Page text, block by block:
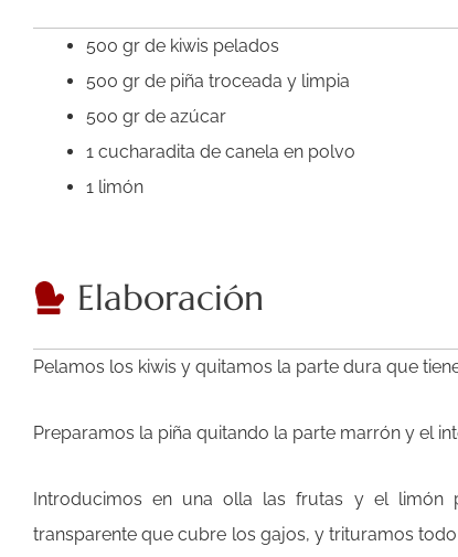
500 gr de kiwis pelados
500 gr de piña troceada y limpia
500 gr de azúcar
1 cucharadita de canela en polvo
1 limón
Elaboración
Pelamos los kiwis y quitamos la parte dura que
Preparamos la piña quitando la parte marrón y el
Introducimos en una olla las frutas y el limón
transparente que cubre los gajos, y trituramos